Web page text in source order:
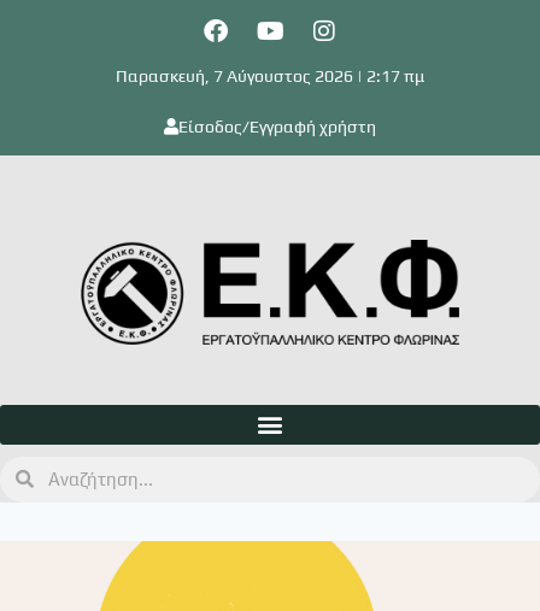
Παρασκευή, 7 Αύγουστος 2026 | 2:17 πμ
Είσοδος/Εγγραφή χρήστη